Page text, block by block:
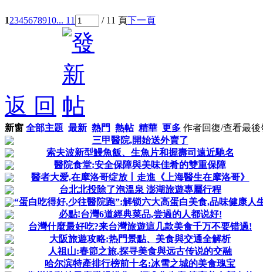
12345678910... 11 / 11 頁下一頁
返 回
新窗 全部主題 最新 熱門 熱帖 精華 更多 作者回復/查看最後
三甲醫院,開始送外賣了
索夫波新型鰻魚飯、生魚片和握壽司遠近馳名
醫院食堂:安全保障與美味佳肴的雙重保障
醫者大爱,在摩洛哥绽放丨走進《上海醫生在摩洛哥》
台北北投除了泡溫泉 澎湖旅遊專屬行程
“蛋白吃得好,少往醫院跑”:解锁六大高蛋白美食,品味健康人
必點!台灣6道經典菜品,尝過的人都说好!
台灣什麼最好吃?来台灣旅遊這几款美食千万不要错過!
大阪旅遊攻略:热門景點、美食與交通全解析
人祖山:春節之旅,探寻美食與远古传说的交融
哈尔滨特產排行榜前十名:冰雪之城的美食瑰宝